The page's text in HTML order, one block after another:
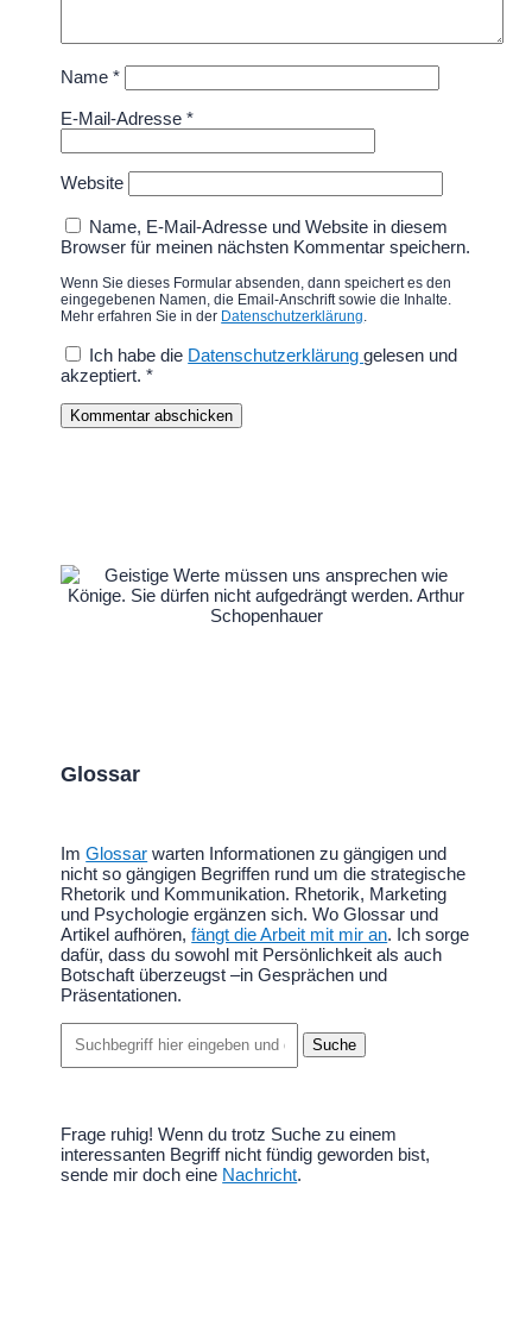
Name*
E-Mail-Adresse*
Website
Name, E-Mail-Adresse und Website in diesem
Browser für meinen nächsten Kommentar speichern.
Wenn Sie dieses Formular absenden, dann speichert es den
eingegebenen Namen, die Email-Anschrift sowie die Inhalte.
Mehr erfahren Sie in der Datenschutzerklärung
Ich habe die Datenschutzerklärunggelesen und
akzeptiert. *
Kommentar abschicken
Glossar
ImGlossar warten Informationen zu gängigen und
nicht so gängigen Begriffen rund um die strategische
Rhetorik und Kommunikation. Rhetorik, Marketing
und Psychologie ergänzen sich. Wo Glossar und
Artikel aufhören,fängt die Arbeit mit mir an. Ich sorge
dafür, dass du sowohl mit Persönlichkeit als auch
Botschaft überzeugst –in Gesprächen und
Präsentationen.
nach:
Frage ruhig! Wenn du trotz Suche zu einem
interessanten Begriff nicht fündig geworden bist,
sende mir doch eine Nachricht.